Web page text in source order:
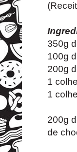
350g
100g
200g
1
1
200g
de